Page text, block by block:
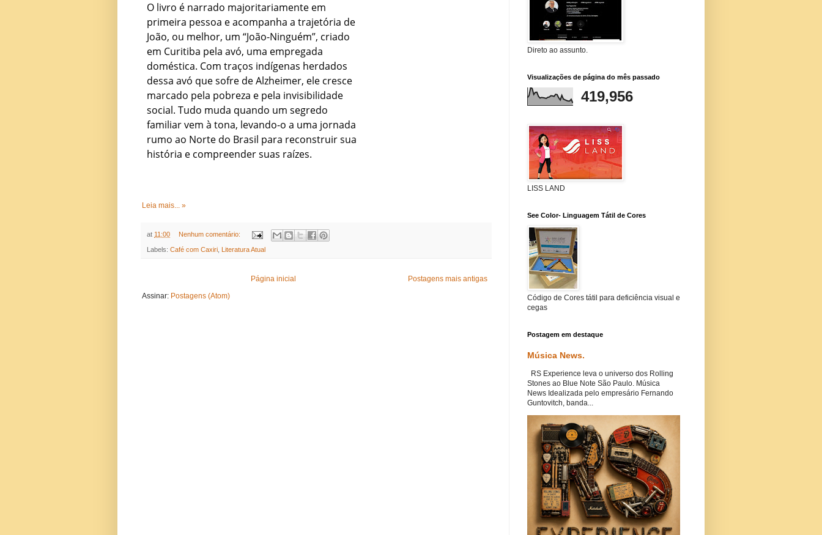
O livro é narrado majoritariamente em
primeira pessoa e acompanha a trajetória de
João, ou melhor, um “João-Ninguém”, criado
em Curitiba pela avó, uma empregada
doméstica. Com traços indígenas herdados
dessa avó que sofre de Alzheimer, ele cresce
marcado pela pobreza e pela invisibilidade
social. Tudo muda quando um segredo
familiar vem à tona, levando-o a uma jornada
rumo ao Norte do Brasil para reconstruir sua
história e compreender suas raízes.
Leia mais... »
at 11:00 Nenhum comentário:
Labels: Café com Caxiri Literatura Atual
Postagens mais antigas
Página inicial
Assinar: Postagens (Atom)
Direto ao assunto.
Visualizações de página do mês passado
419,956
LISS LAND
See Color- Linguagem Tátil de Cores
Código de Cores tátil para deficiência visual e
cegas
Postagem em destaque
Música News.
RS Experience leva o universo dos Rolling
Stones ao Blue Note São Paulo. Música
News Idealizada pelo empresário Fernando
Guntovitch, banda...